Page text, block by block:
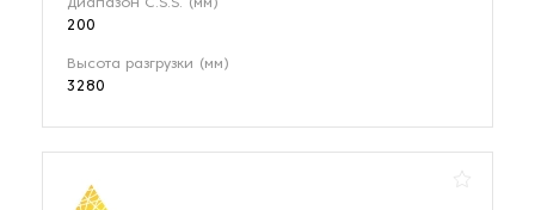
Диапазон C.S.S. (мм)
200
Высота разгрузки (мм)
3280